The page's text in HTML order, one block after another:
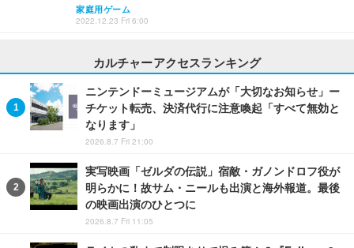
家庭用ゲーム
2022.12.23 Fri 6:00
カルチャーアクセスランキング
ニンテンドーミュージアムが「大切なお知らせ」ー
チケット転売、決済代行に注意喚起「すべて無効と
なります」
2026.8.7 Fri 21:00
実写映画「ゼルダの伝説」宿敵・ガノンドロフ役が
明らかに！故サム・ニールも出演と海外報道。最後
の映画出演のひとつに
2026.8.7 Fri 11:05